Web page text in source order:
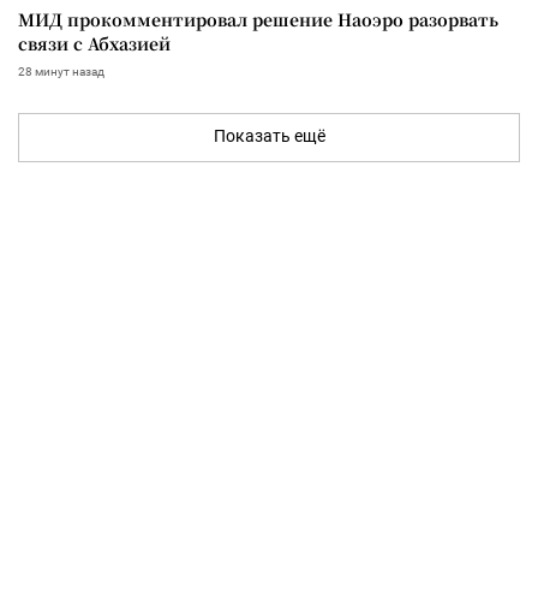
МИД прокомментировал решение Наоэро разорвать
связи с Абхазией
28 минут назад
Показать ещё